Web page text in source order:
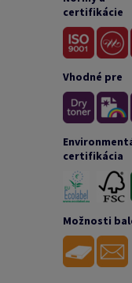
certifikácie
Vhodné pre
certifikácia
Možnosti